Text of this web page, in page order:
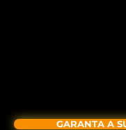
GARANTA A